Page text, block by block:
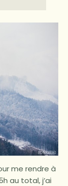
me rendre à
au total, j’ai